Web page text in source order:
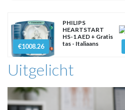
€1008.26
PHILIPS
HEARTSTART
HS-1 AED + Gratis
tas - Italiaans
Uitgelicht